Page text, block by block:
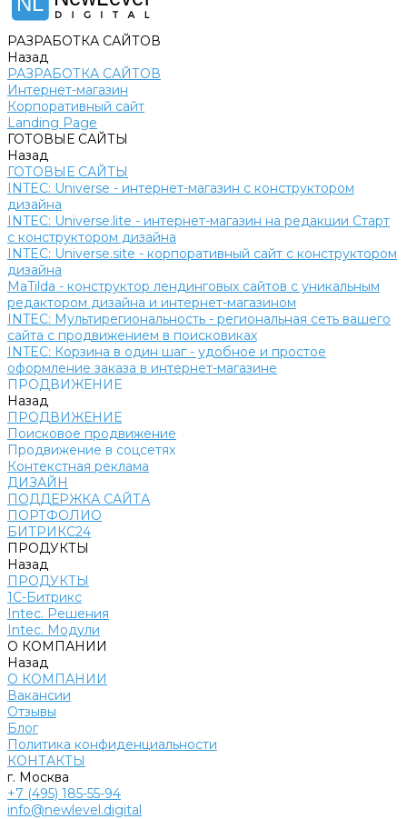
РАЗРАБОТКА САЙТОВ
Назад
РАЗРАБОТКА САЙТОВ
Интернет-магазин
Корпоративный сайт
Landing Page
ГОТОВЫЕ САЙТЫ
Назад
ГОТОВЫЕ САЙТЫ
INTEC: Universe - интернет-магазин с конструктором
дизайна
INTEC: Universe.lite - интернет-магазин на редакции Старт
с конструктором дизайна
INTEC: Universe.site - корпоративный сайт с конструктором
дизайна
MaTilda - конструктор лендинговых сайтов с уникальным
редактором дизайна и интернет-магазином
INTEC: Мультирегиональность - региональная сеть вашего
сайта с продвижением в поисковиках
INTEC: Корзина в один шаг - удобное и простое
оформление заказа в интернет-магазине
ПРОДВИЖЕНИЕ
Назад
ПРОДВИЖЕНИЕ
Поисковое продвижение
Продвижение в соцсетях
Контекстная реклама
ДИЗАЙН
ПОДДЕРЖКА САЙТА
ПОРТФОЛИО
БИТРИКС24
ПРОДУКТЫ
Назад
ПРОДУКТЫ
1С-Битрикс
Intec. Решения
Intec. Модули
О КОМПАНИИ
Назад
О КОМПАНИИ
Вакансии
Отзывы
Блог
Политика конфиденциальности
КОНТАКТЫ
г. Москва
+7 (495) 185-55-94
info@newlevel.digital